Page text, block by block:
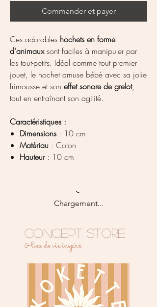
Commander et payer
Ces adorables hochets en forme
d'animauxsont faciles à manipuler par
les tout-petits. Idéal comme tout premier
jouet, le hochet amuse bébé avec sa jolie
frimousse et son effet sonore de grelot,
tout en entraînant son agilité.
Caractéristiques :
Dimensions : 10 cm
Matériau : Coton
Hauteur: 10 cm
Chargement...
CONCEPT STORE
& lieu de vie inspiré